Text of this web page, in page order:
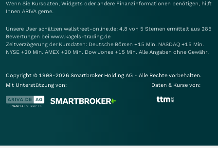
Wenn Sie Kursdaten, Widgets oder andere Finanzinformationen benötigen, hilft
Ihnen ARIVA gerne.
Unsere User schätzen wallstreet-online.de: 4.8 von 5 Sternen ermittelt aus 285
Bewertungen bei www.kagels-trading.de
Zeitverzögerung der Kursdaten: Deutsche Börsen +15 Min. NASDAQ +15 Min.
NYSE +20 Min. AMEX +20 Min. Dow Jones +15 Min. Alle Angaben ohne Gewähr.
Copyright © 1998-2026 Smartbroker Holding AG - Alle Rechte vorbehalten.
Mit Unterstützung von:
Daten & Kurse von: